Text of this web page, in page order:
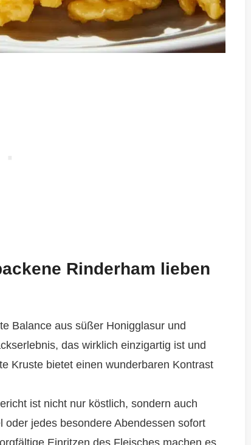
Rinderham lieben
Balance aus süßer Honigglasur und
das wirklich einzigartig ist und
Kruste bietet einen wunderbaren Kontrast
ist nicht nur köstlich, sondern auch
jedes besondere Abendessen sofort
Einritzen des Fleisches machen es